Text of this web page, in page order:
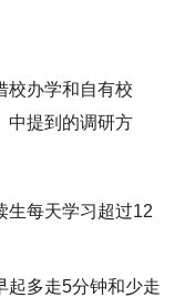
校办学和自有校
中提到的调研方
生每天学习超过12
起多走5分钟和少走